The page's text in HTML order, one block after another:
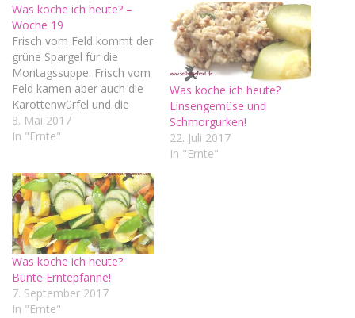
Was koche ich heute? –
Woche 19
Frisch vom Feld kommt der
grüne Spargel für die
Montagssuppe. Frisch vom
Feld kamen aber auch die
Karottenwürfel und die
Erbsen, allerdings ist das
schon eine Weile her.
einem Einmachglas im
Vorratskeller. ;) Für diesen
Mittwoch habe ich bereits
vor zwei Tagen
Champignons…
8. Mai 2017
In "Ernte"
Was koche ich heute?
Linsengemüse und
Schmorgurken!
22. Juli 2017
In "Ernte"
Was koche ich heute?
Bunte Erntepfanne!
7. September 2017
In "Ernte"